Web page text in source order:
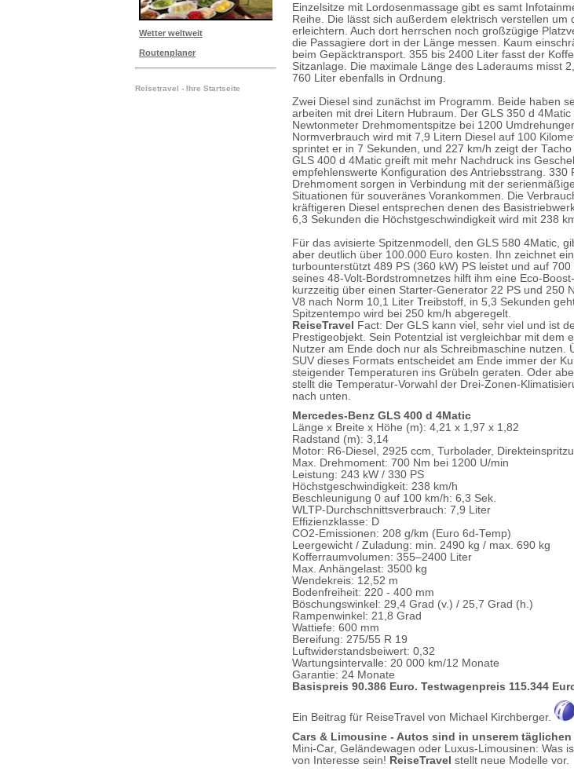
Einzelsitze mit Lordosenmassage gibt es samt
Reihe. Die lässt sich außerdem elektrisch verstellen um
erleichtern. Auch dort herrschen noch großzügige
die Passagiere dort in der Länge messen. Kaum
beim Gepäcktransport. 355 bis 2400 Liter fasst der
Sitzanlage. Die maximale Länge des Laderaums misst
760 Liter ebenfalls in Ordnung.
Zwei Diesel sind zunächst im Programm. Beide haben
arbeiten mit drei Litern Hubraum. Der GLS 350 d
Newtonmeter Drehmomentspitze bei 1200
Normverbrauch wird mit 7,9 Litern Diesel auf 100
sprintet er in 7 Sekunden, und 227 km/h zeigt der
GLS 400 d 4Matic greift mit mehr Nachdruck ins
empfehlenswerte Konfiguration des Antriebsstrang. 330
Drehmoment sorgen in Verbindung mit der
Situationen für souveränes Vorankommen. Die
kräftigeren Diesel entsprechen denen des
6,3 Sekunden die Höchstgeschwindigkeit wird mit 238
Für das avisierte Spitzenmodell, den GLS 580 4Matic,
aber deutlich über 100.000 Euro kosten. Ihn zeichnet
turbounterstützt 489 PS (360 kW) PS leistet und auf
seines 48-Volt-Bordstromnetzes hilft ihm eine Eco-
kurzzeitig über einen Starter-Generator 22 PS und 250
V8 nach Norm 10,1 Liter Treibstoff, in 5,3 Sekunden
Spitzentempo wird bei 250 km/h abgeregelt.
ReiseTravel Fact: Der GLS kann viel, sehr viel und ist
Prestigeobjekt. Sein Potentzial ist vergleichbar mit dem
Nutzer am Ende doch nur als Schreibmaschine nutzen.
SUV dieses Formats entscheidet am Ende immer der
steigender Temperaturen ins Grübeln geraten. Oder
stellt die Temperatur-Vorwahl der Drei-Zonen-
nach unten.
Mercedes-Benz GLS 400 d 4Matic
Länge x Breite x Höhe (m): 4,21 x 1,97 x 1,82
Radstand (m): 3,14
Motor: R6-Diesel, 2925 ccm, Turbolader,
Max. Drehmoment: 700 Nm bei 1200 U/min
Leistung: 243 kW / 330 PS
Höchstgeschwindigkeit: 238 km/h
Beschleunigung 0 auf 100 km/h: 6,3 Sek.
WLTP-Durchschnittsverbrauch: 7,9 Liter
Effizienzklasse: D
CO2-Emissionen: 208 g/km (Euro 6d-Temp)
Leergewicht / Zuladung: min. 2490 kg / max. 690 kg
Kofferraumvolumen: 355–2400 Liter
Max. Anhängelast: 3500 kg
Wendekreis: 12,52 m
Bodenfreiheit: 220 - 400 mm
Böschungswinkel: 29,4 Grad (v.) / 25,7 Grad (h.)
Rampenwinkel: 21,8 Grad
Wattiefe: 600 mm
Bereifung: 275/55 R 19
Luftwiderstandsbeiwert: 0,32
Wartungsintervalle: 20 000 km/12 Monate
Garantie: 24 Monate
Basispreis 90.386 Euro. Testwagenpreis 115.344
Ein Beitrag für ReiseTravel von Michael Kirchberger.
Cars & Limousine - Autos sind in unserem
Mini-Car, Geländewagen oder Luxus-Limousinen: Was
von Interesse sein! ReiseTravel stellt neue Modelle vor.
Wetter weltweit
Routenplaner
Reisetravel - Ihre Startseite